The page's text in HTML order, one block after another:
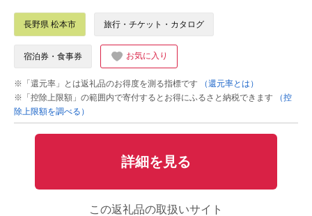
長野県 松本市 旅行・チケット・カタログ
宿泊券・食事券 お気に入り
※「還元率」とは返礼品のお得度を測る指標です
（還元率とは）
※「控除上限額」の範囲内で寄付するとお得にふるさと納税できます
（控
除上限額を調べる）
詳細を見る
この返礼品の取扱いサイト